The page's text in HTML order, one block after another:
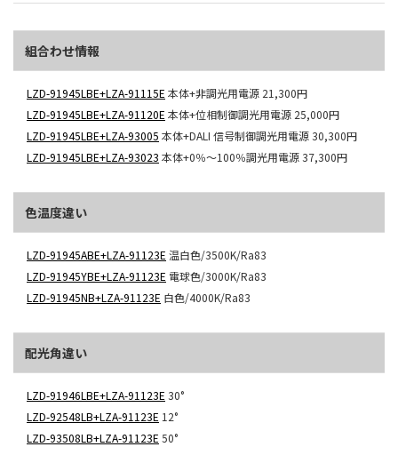
組合わせ情報
LZD-91945LBE+LZA-91115E 本体+非調光用電源 21,300円
LZD-91945LBE+LZA-91120E 本体+位相制御調光用電源 25,000円
LZD-91945LBE+LZA-93005 本体+DALI 信号制御調光用電源30,300円
LZD-91945LBE+LZA-93023 本体+0％～100％調光用電源37,300円
色温度違い
LZD-91945ABE+LZA-91123E 温白色/3500K/Ra83
LZD-91945YBE+LZA-91123E 電球色/3000K/Ra83
LZD-91945NB+LZA-91123E 白色/4000K/Ra83
配光角違い
LZD-91946LBE+LZA-91123E 30°
LZD-92548LB+LZA-91123E 12°
LZD-93508LB+LZA-91123E 50°